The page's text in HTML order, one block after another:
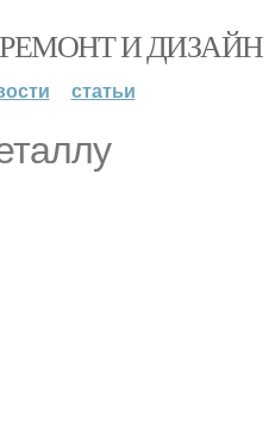
И ДИЗАЙН
статьи